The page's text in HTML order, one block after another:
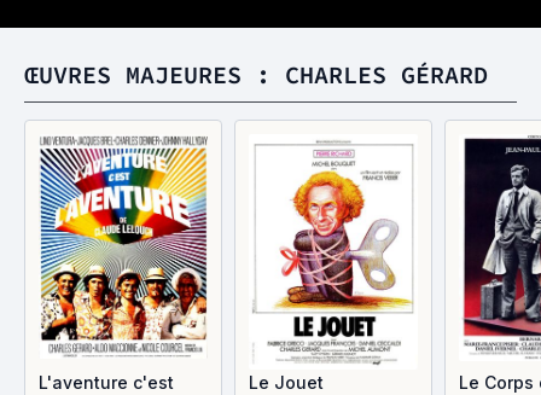
ŒUVRES MAJEURES : CHARLES GÉRARD
L'aventure c'est
Le Jouet
Le Corps